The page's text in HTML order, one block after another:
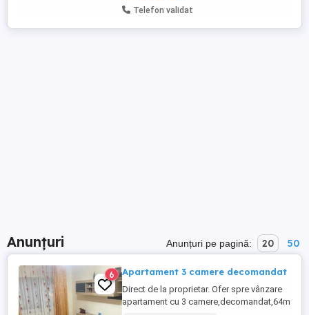
Telefon validat
Anunțuri Anunțuri pe pagină: 20 50
6 Apartament 3 camere decomandat
Direct de la proprietar. Ofer spre vânzare
apartament cu 3 camere,decomandat,64m